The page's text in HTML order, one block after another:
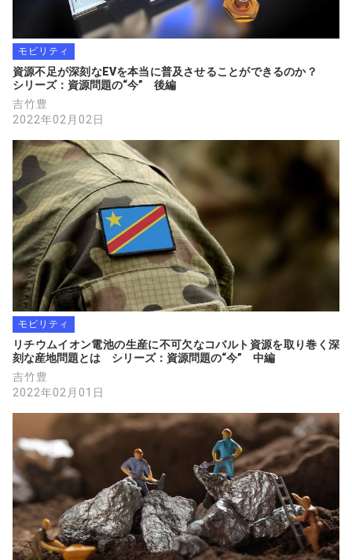
モビリティ
資源不足が深刻なEVを本当に普及させることができるのか？
シリーズ：資源問題の“今”　後編
吉竹豊
2022年02月02日
モビリティ
リチウムイオン電池の生産に不可欠なコバルト資源を取り巻く深
刻な産地問題とは　シリーズ：資源問題の“今”　中編
吉竹豊
2022年02月01日